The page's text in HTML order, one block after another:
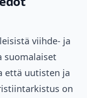
viihde- ja
suomalaiset
että uutisten ja
on